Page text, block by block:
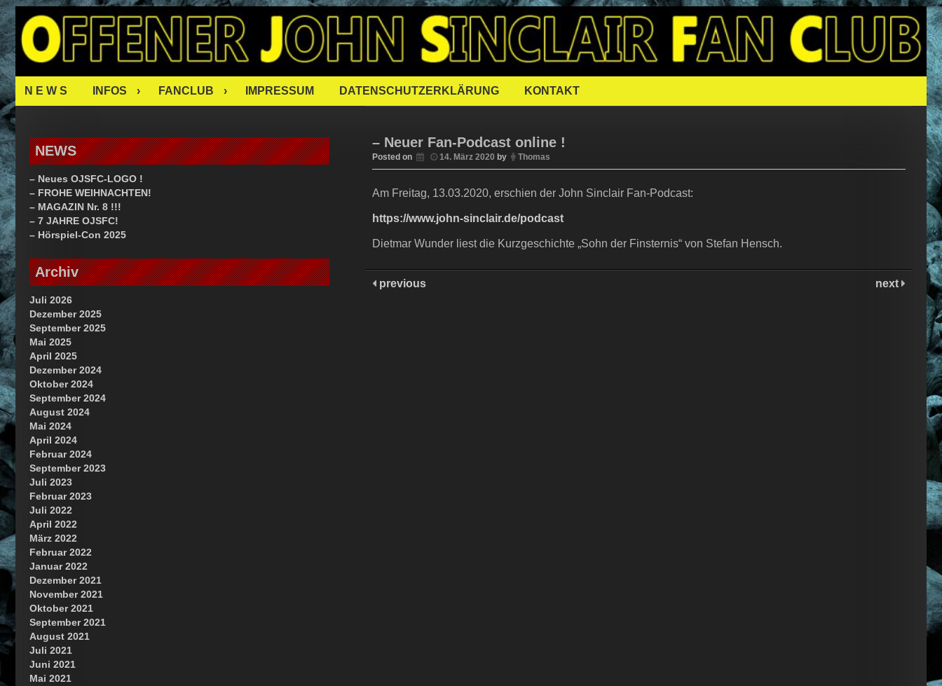
Skip
to
content
OJSFC – OFFENER JOHN SINCLAIR
FAN CLUB
N E W S INFOS FANCLUB IMPRESSUM DATENSCHUTZERKLÄRUNG KONTAKT
– Neuer Fan-Podcast online !
Posted on 14. März 2020 by Thomas
Am Freitag, 13.03.2020, erschien der John Sinclair Fan-Podcast:
https://www.john-sinclair.de/podcast
Dietmar Wunder liest die Kurzgeschichte „Sohn der Finsternis“ von Stefan Hensch.
previous next
NEWS
– Neues OJSFC-LOGO !
– FROHE WEIHNACHTEN!
– MAGAZIN Nr. 8 !!!
– 7 JAHRE OJSFC!
– Hörspiel-Con 2025
Archiv
Juli 2026
Dezember 2025
September 2025
Mai 2025
April 2025
Dezember 2024
Oktober 2024
September 2024
August 2024
Mai 2024
April 2024
Februar 2024
September 2023
Juli 2023
Februar 2023
Juli 2022
April 2022
März 2022
Februar 2022
Januar 2022
Dezember 2021
November 2021
Oktober 2021
September 2021
August 2021
Juli 2021
Juni 2021
Mai 2021